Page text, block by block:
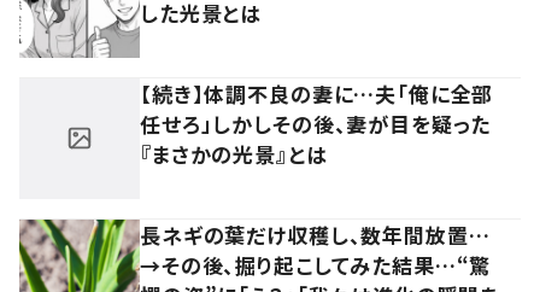
した光景とは
【続き】体調不良の妻に…夫「俺に全部
任せろ」しかしその後、妻が目を疑った
『まさかの光景』とは
長ネギの葉だけ収穫し、数年間放置…
→その後、掘り起こしてみた結果…“驚